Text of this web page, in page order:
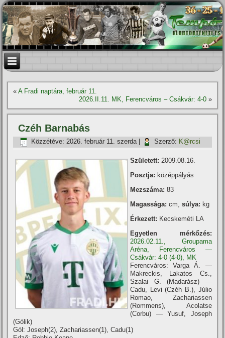
«A Fradi naptára, február 11.
2026.II.11. MK, Ferencváros – Csákvár: 4-0»
Czéh Barnabás
Közzétéve: 2026. február 11. szerda| Szerző: K@rcsi
Született: 2009.08.16.
Posztja: középpályás
Mezszáma:83
Magassága: cm,súlya: kg
Érkezett: Kecskeméti LA
Egyetlen mérkőzés:
2026.02.11., Groupama
Aréna, Ferencváros —
Csákvár: 4-0 (4-0), MK
Ferencváros: Varga Á. —
Makreckis, Lakatos Cs.,
Szalai G. (Madarász) —
Cadu, Levi (Czéh B.), Júlio
Romao, Zachariassen
(Rommens), Acolatse
(Corbu) — Yusuf, Joseph
(Gólik)
Gól: Joseph(2), Zachariassen(1), Cadu(1)